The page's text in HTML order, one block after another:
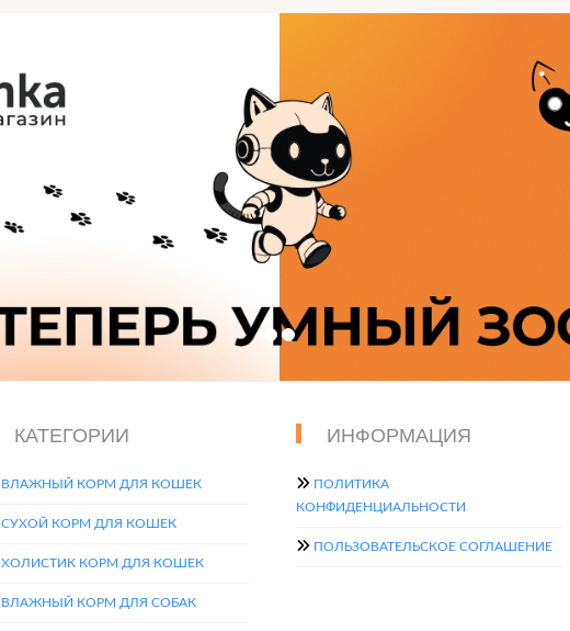
КАТЕГОРИИ
ВЛАЖНЫЙ КОРМ ДЛЯ КОШЕК
СУХОЙ КОРМ ДЛЯ КОШЕК
ХОЛИСТИК КОРМ ДЛЯ КОШЕК
ВЛАЖНЫЙ КОРМ ДЛЯ СОБАК
ИНФОРМАЦИЯ
ПОЛИТИКА
КОНФИДЕНЦИАЛЬНОСТИ
ПОЛЬЗОВАТЕЛЬСКОЕ СОГЛАШЕНИЕ